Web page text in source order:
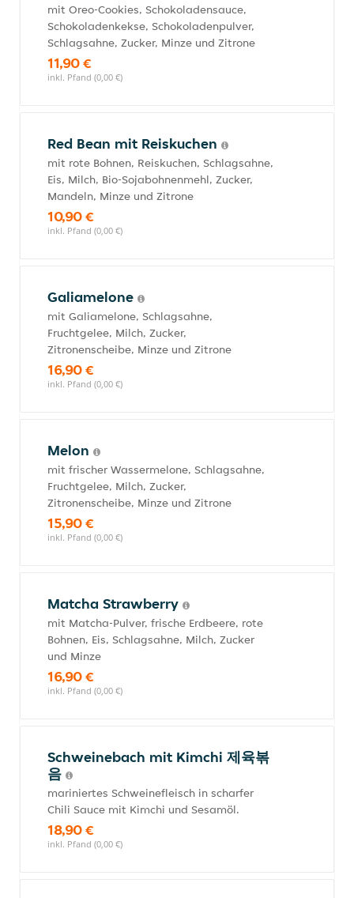
mit Oreo-Cookies, Schokoladensauce,
Schokoladenkekse, Schokoladenpulver,
Schlagsahne, Zucker, Minze und Zitrone
11,90 €
inkl. Pfand (0,00 €)
Red Bean mit Reiskuchen
mit rote Bohnen, Reiskuchen, Schlagsahne,
Eis, Milch, Bio-Sojabohnenmehl, Zucker,
Mandeln, Minze und Zitrone
10,90 €
inkl. Pfand (0,00 €)
Galiamelone
mit Galiamelone, Schlagsahne,
Fruchtgelee, Milch, Zucker,
Zitronenscheibe, Minze und Zitrone
16,90 €
inkl. Pfand (0,00 €)
Melon
mit frischer Wassermelone, Schlagsahne,
Fruchtgelee, Milch, Zucker,
Zitronenscheibe, Minze und Zitrone
15,90 €
inkl. Pfand (0,00 €)
Matcha Strawberry
mit Matcha-Pulver, frische Erdbeere, rote
Bohnen, Eis, Schlagsahne, Milch, Zucker
und Minze
16,90 €
inkl. Pfand (0,00 €)
Schweinebach mit Kimchi 제육볶
음
mariniertes Schweinefleisch in scharfer
Chili Sauce mit Kimchi und Sesamöl.
18,90 €
inkl. Pfand (0,00 €)